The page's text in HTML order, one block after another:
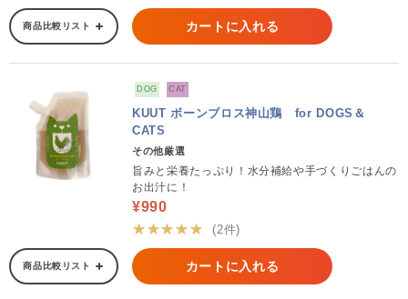
商品比較リスト カートに入れる
DOG CAT
KUUT ボーンブロス神山鶏 for DOGS＆
CATS
その他厳選
旨みと栄養たっぷり！水分補給や手づくりごはんの
お出汁に！
¥990
★★★★★
(2件)
商品比較リスト カートに入れる